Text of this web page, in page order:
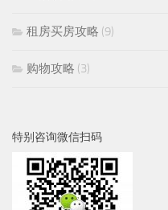
租房买房攻略 (9)
购物攻略 (3)
特别咨询微信扫码